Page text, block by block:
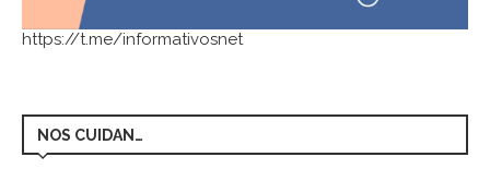
https://t.me/informativosnet
NOS CUIDAN…